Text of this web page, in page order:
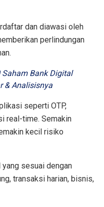
dan diawasi oleh
perlindungan
Saham Bank Digital
& Analisisnya
seperti OTP,
real-time. Semakin
kecil risiko
sesuai dengan
transaksi harian, bisnis,